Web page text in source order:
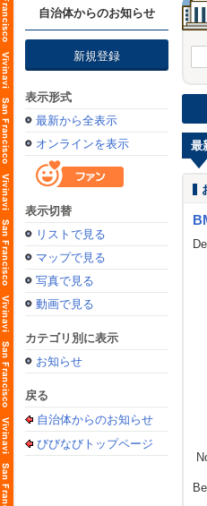
自治体からのお知らせ
新規登録
表示形式
最新から全表示
オンラインを表示
表示切替
リストで見る
マップで見る
写真で見る
動画で見る
カテゴリ別に表示
お知らせ
戻る
自治体からのお知らせ
びびなびトップページ
最